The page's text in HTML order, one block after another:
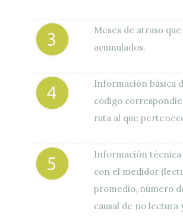
Meses de atraso
acumulados.
Información básica
código
ruta al que
Información técnica
con el medidor
promedio, número
causal de no lectura